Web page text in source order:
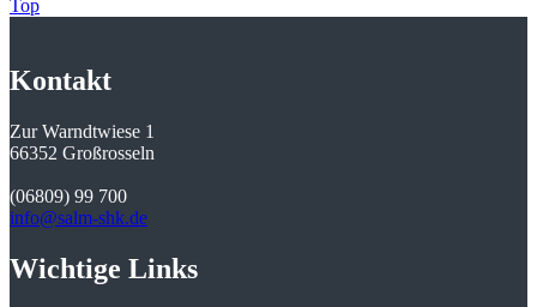
Top
Kontakt
Zur Warndtwiese 1
66352 Großrosseln
(06809) 99 700
info@salm-shk.de
Wichtige Links